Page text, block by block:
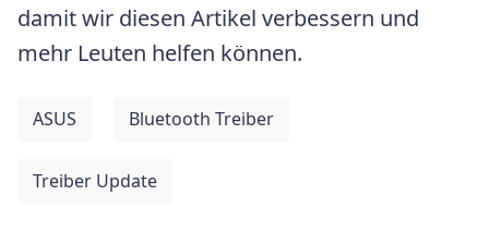
damit wir diesen Artikel verbessern und
mehr Leuten helfen können.
ASUS Bluetooth Treiber
Treiber Update